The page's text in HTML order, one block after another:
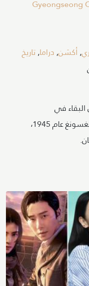
Gyeongseong
,أكشن,دراما,تاريخ
في
مستشفى أونغسيونغ الغامض في جيونغسونغ عام 1945،